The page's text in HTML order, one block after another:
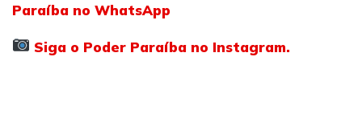
Paraíba no WhatsApp
Siga o Poder Paraíba no Instagram.